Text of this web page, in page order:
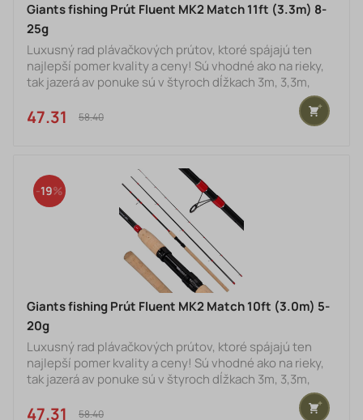
Giants fishing Prút Fluent MK2 Match 11ft (3.3m) 8-
25g
Luxusný rad plávačkových prútov, ktoré spájajú ten
najlepší pomer kvality a ceny! Sú vhodné ako na rieky,
tak jazerá av ponuke sú v štyroch dĺžkach 3m, 3,3m,
3,6m a 3,9m. Tieto plávačkové prúty sú vyrobené z
vysoko modulového grafitu IM8 a majú stredne rýchlu
akciu. Prút je navyše zosilnený v často namáhavých
akcii. Prút je osadený kvalitnými dvojito viazaný
47.31 €58.40 €
19
Giants fishing Prút Fluent MK2 Match 10ft (3.0m) 5-
20g
Luxusný rad plávačkových prútov, ktoré spájajú ten
najlepší pomer kvality a ceny! Sú vhodné ako na rieky,
tak jazerá av ponuke sú v štyroch dĺžkach 3m, 3,3m,
3,6m a 3,9m. Tieto plávačkové prúty sú vyrobené z
vysoko modulového grafitu IM8 a majú stredne rýchlu
47.31 €58.40 €